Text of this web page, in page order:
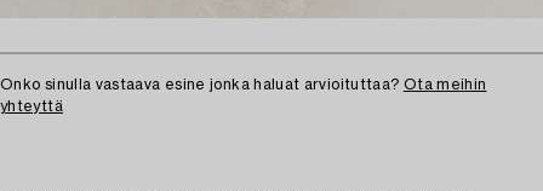
Onko sinulla vastaava esine jonka haluat arvioituttaa? Ota meihin
yhteyttä